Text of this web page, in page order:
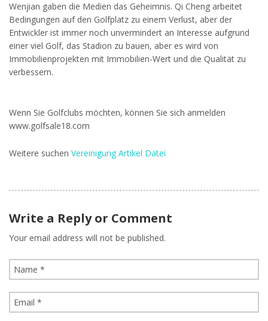
Wenjian gaben die Medien das Geheimnis. Qi Cheng arbeitet
Bedingungen auf den Golfplatz zu einem Verlust, aber der
Entwickler ist immer noch unvermindert an Interesse aufgrund
einer viel Golf, das Stadion zu bauen, aber es wird von
Immobilienprojekten mit Immobilien-Wert und die Qualität zu
verbessern.
Wenn Sie Golfclubs möchten, können Sie sich anmelden
www.golfsale18.com
Weitere suchen Vereinigung Artikel Datei
Write a Reply or Comment
Your email address will not be published.